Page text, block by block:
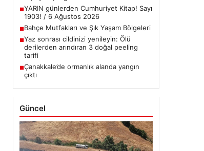
■YARIN günlerden Cumhuriyet Kitap! Sayı
1903! / 6 Ağustos 2026
■Bahçe Mutfakları ve Şık Yaşam Bölgeleri
■Yaz sonrası cildinizi yenileyin: Ölü
derilerden arındıran 3 doğal peeling
tarifi
■Çanakkale’de ormanlık alanda yangın
çıktı
Güncel